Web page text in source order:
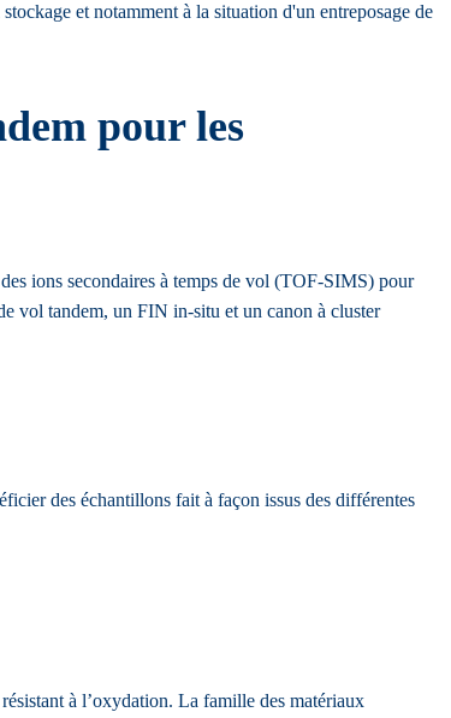
et notamment à la situation d'un entreposage de
pour les
ions secondaires à temps de vol (TOF-SIMS) pour
vol tandem, un FIN in-situ et un canon à cluster
des échantillons fait à façon issus des différentes
à l’oxydation. La famille des matériaux